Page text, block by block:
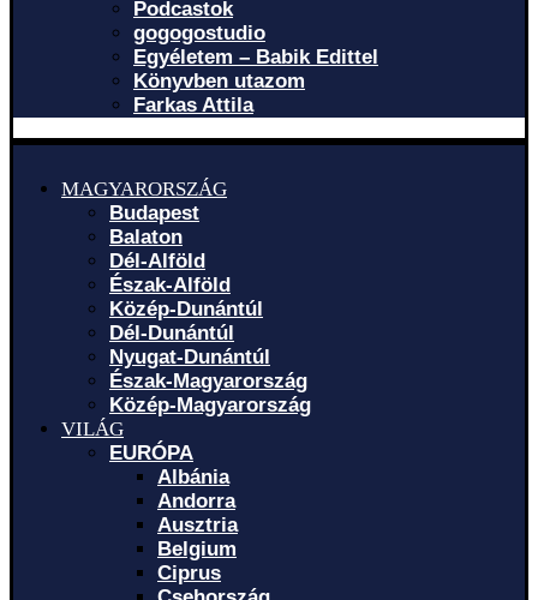
Podcastok
gogogostudio
Egyéletem – Babik Edittel
Könyvben utazom
Farkas Attila
MAGYARORSZÁG
Budapest
Balaton
Dél-Alföld
Észak-Alföld
Közép-Dunántúl
Dél-Dunántúl
Nyugat-Dunántúl
Észak-Magyarország
Közép-Magyarország
VILÁG
EURÓPA
Albánia
Andorra
Ausztria
Belgium
Ciprus